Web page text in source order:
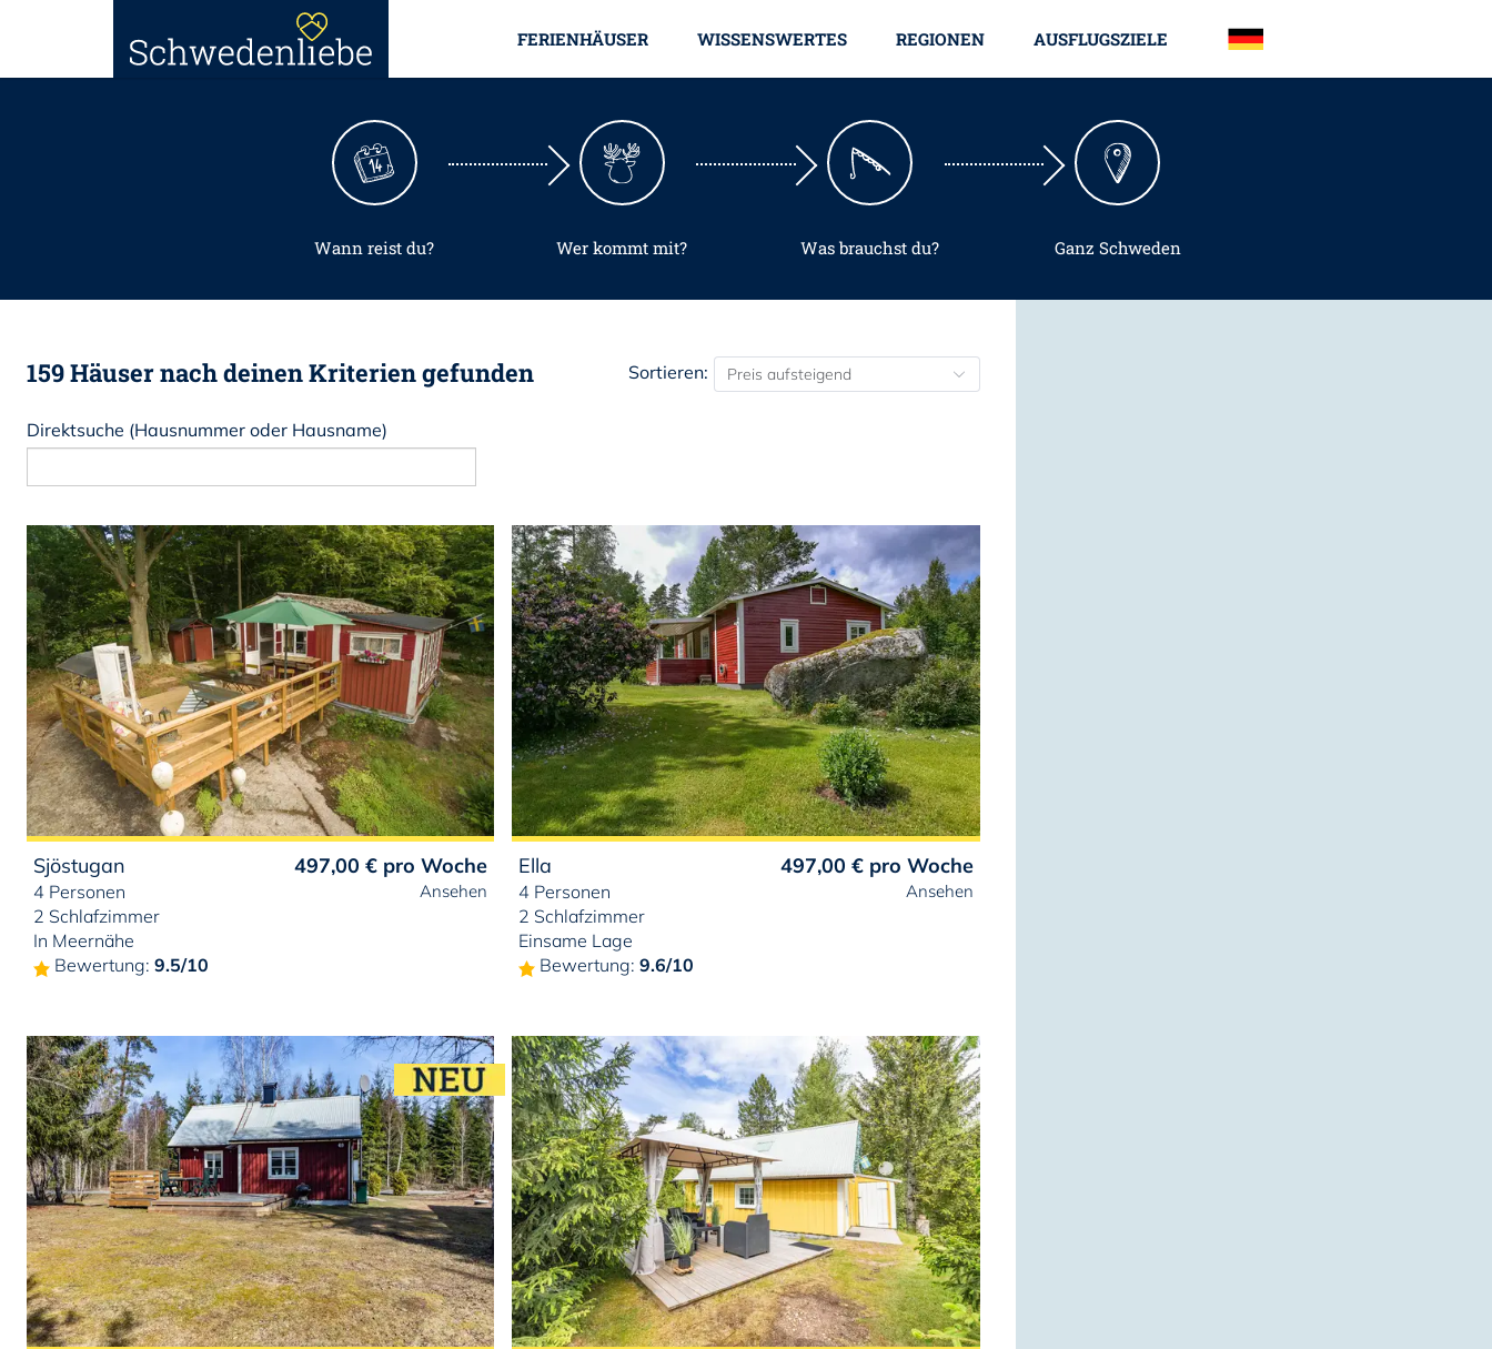
FERIENHÄUSER WISSENSWERTES REGIONEN AUSFLUGSZIELE
Wann reist du? Wer kommt mit? Was brauchst du? Ganz Schweden
159 Häuser nach deinen Kriterien gefunden Sortieren: Preis aufsteigend
Direktsuche (Hausnummer oder Hausname)
Sjöstugan 497,00 € pro Woche
4 Personen
2 Schlafzimmer
In Meernähe
Bewertung: 9.5/10
Ansehen
Ella 497,00 € pro Woche
4 Personen
2 Schlafzimmer
Einsame Lage
Bewertung:9.6/10
Ansehen